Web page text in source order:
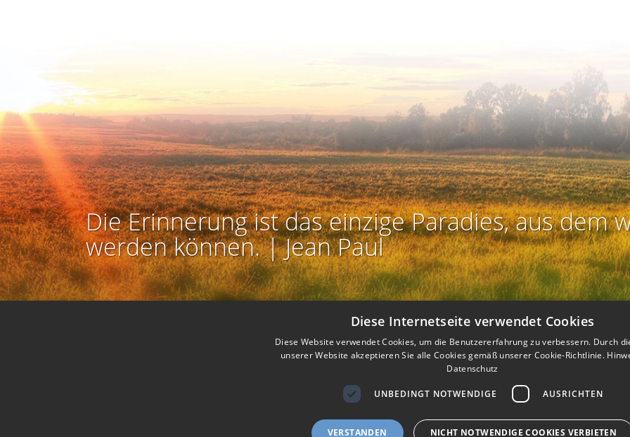
Die Erinnerung ist das einzige Paradies, aus dem
werden können. | Jean Paul
Rechtliches: Impressum - Nutzungsbedingungen Datenschutz
Barrierefreiheit - Barriere melden -
I
m
Accessibility-Modus aktivieren -
I
m
Nützliches:
eigenes Gedenkportal erstellen
Diese Internetseite verwendet Cookies
Diese Website verwendet Cookies, um die Benutzererfahrung zu verbessern. Durch
unserer Website akzeptieren Sie alle Cookies gemäß unserer Cookie-Richtlinie.
Datenschutz
UNBEDINGT NOTWENDIGE AUSRICHTEN
VERSTANDEN NICHT NOTWENDIGE COOKIES VERBIETEN